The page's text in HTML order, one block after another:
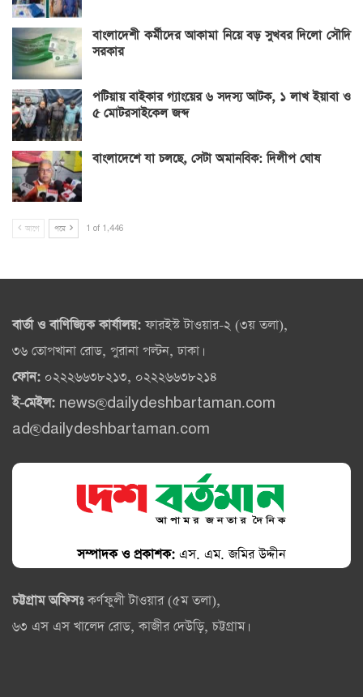
বাংলাদেশী কর্মীদের আকামা নিয়ে বড় সুখবর দিলো সৌদি
সরকার
পটিয়ায় বাইকার গ্যাংয়ের ৬ সদস্য আটক, ১ লাখ ইয়াবা ও
৫ মোটরসাইকেল জব্দ
বাংলাদেশে যা চলছে, সেটা অমানবিক: দিলীপ ঘোষ
আগে পরে 1 of 1,446
বার্তা ও বাণিজ্যিক কার্যালয়:ফারইস্ট টাওয়ার-২ (৩য় তলা),
৩৬ তোপখানা রোড, পুরানা পল্টন, ঢাকা।
ফোন: ০২২২৬৬৩৮২১৩, ০২২২৬৬৩৮২১৪
ই-মেইল: news@dailydeshbartaman.com
ad@dailydeshbartaman.com
সম্পাদক ও প্রকাশক: এস. এম. জমির উদ্দীন
চট্টগ্রাম অফিসঃকর্ণফুলী টাওয়ার (৫ম তলা),
৬৩ এস এস খালেদ রোড, কাজীর দেউড়ি, চট্টগ্রাম।